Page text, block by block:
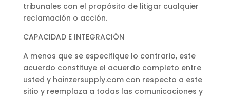
tribunales con el propósito de litigar cualquier
reclamación o acción.
CAPACIDAD E INTEGRACIÓN
A menos que se especifique lo contrario, este
acuerdo constituye el acuerdo completo entre
usted y hainzersupply.com con respecto a este
sitio y reemplaza a todas las comunicaciones y